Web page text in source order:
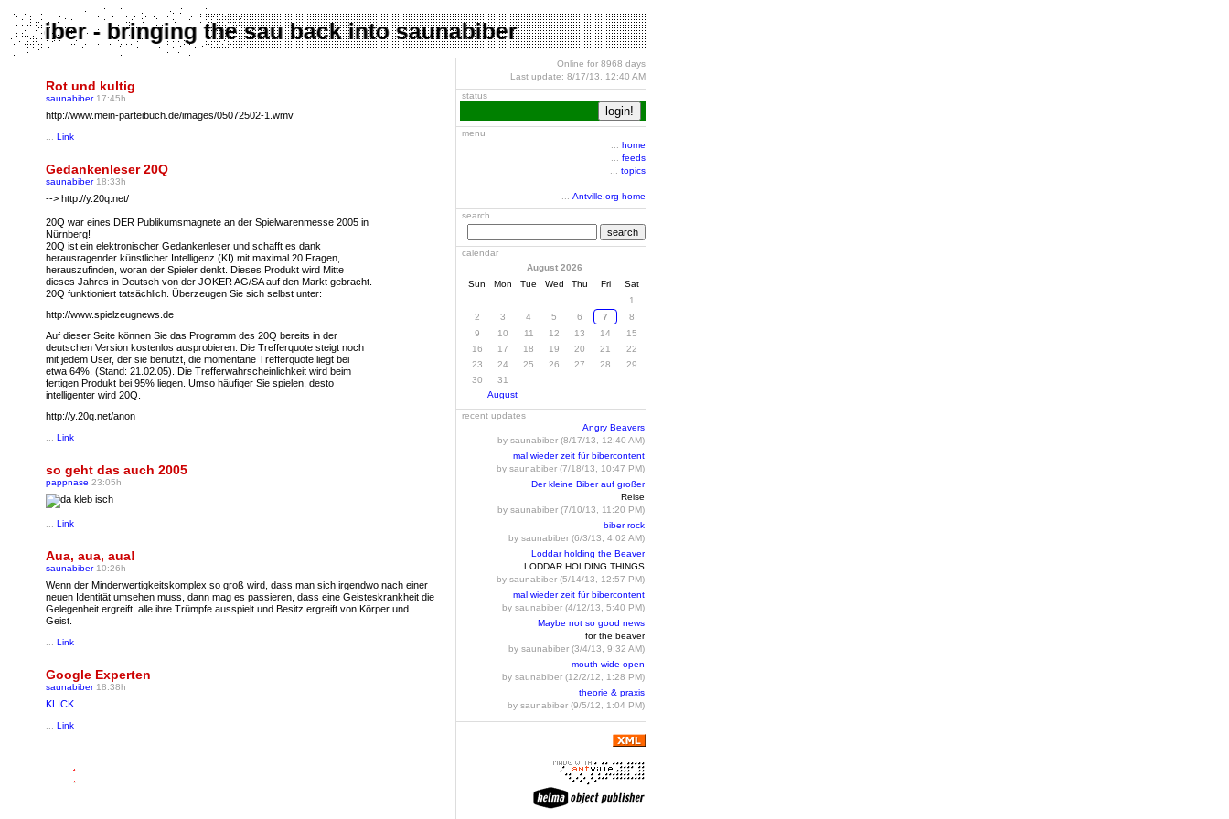
- bringing the sau back into saunabiber
Rot und kultig
saunabiber17:45h
http://www.mein-parteibuch.de/images/05072502-1.wmv
Link
Gedankenleser 20Q
saunabiber18:33h
--> http://y.20q.net/
20Q war eines DER Publikumsmagnete an der Spielwarenmesse 2005 in
Nürnberg!
20Q ist ein elektronischer Gedankenleser und schafft es dank
herausragender künstlicher Intelligenz (KI) mit maximal 20 Fragen,
herauszufinden, woran der Spieler denkt. Dieses Produkt wird Mitte
dieses Jahres in Deutsch von der JOKER AG/SA auf den Markt gebracht.
20Q funktioniert tatsächlich. Überzeugen Sie sich selbst unter:
http://www.spielzeugnews.de
Auf dieser Seite können Sie das Programm des 20Q bereits in der
deutschen Version kostenlos ausprobieren. Die Trefferquote steigt noch
mit jedem User, der sie benutzt, die momentane Trefferquote liegt bei
etwa 64%. (Stand: 21.02.05). Die Trefferwahrscheinlichkeit wird beim
fertigen Produkt bei 95% liegen. Umso häufiger Sie spielen, desto
intelligenter wird 20Q.
http://y.20q.net/anon
Link
so geht das auch 2005
pappnase 23:05h
Link
Aua, aua, aua!
saunabiber10:26h
Wenn der Minderwertigkeitskomplex so groß wird, dass man sich irgendwo nach einer
neuen Identität umsehen muss, dann mag es passieren, dass eine Geisteskrankheit die
Gelegenheit ergreift, alle ihre Trümpfe ausspielt und Besitz ergreift von Körper und
Geist.
Link
Google Experten
saunabiber18:38h
KLICK
Link
Online for 8968 days
Last update: 8/17/13, 12:40 AM
status
menu
home
feeds
topics
Antville.org home
search
search
calendar
August 2026
Sun
Mon Tue Wed Thu Fri
Sat
1
2
3 4 5 6 7
8
9
10 11 12 13 14
15
16
17 18 19 20 21
22
23
24 25 26 27 28
29
30
31
August
recent updates
Angry Beavers
by saunabiber (8/17/13, 12:40 AM)
mal wieder zeit für bibercontent
by saunabiber (7/18/13, 10:47 PM)
Der kleine Biber auf großer
Reise
by saunabiber (7/10/13, 11:20 PM)
biber rock
by saunabiber (6/3/13, 4:02 AM)
Loddar holding the Beaver
LODDAR HOLDING THINGS
by saunabiber (5/14/13, 12:57 PM)
mal wieder zeit für bibercontent
by saunabiber (4/12/13, 5:40 PM)
Maybe not so good news
for the beaver
by saunabiber (3/4/13, 9:32 AM)
mouth wide open
by saunabiber (12/2/12, 1:28 PM)
theorie & praxis
by saunabiber (9/5/12, 1:04 PM)